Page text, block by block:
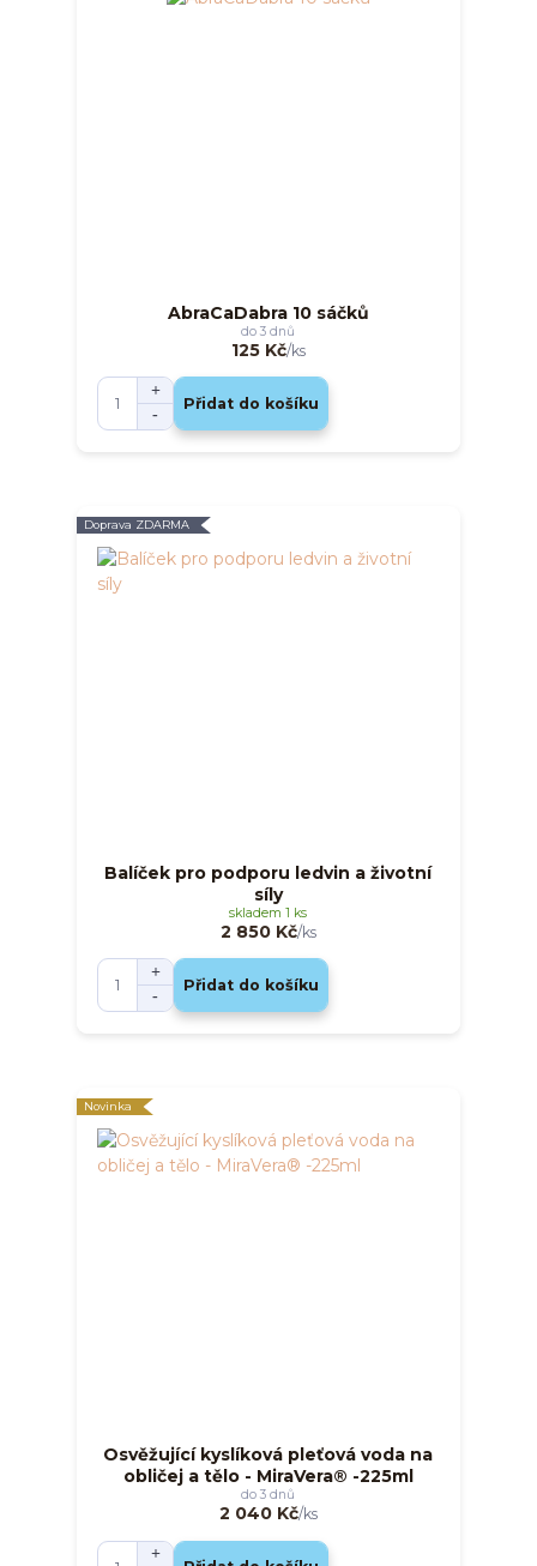
AbraCaDabra 10 sáčků
125 Kč/ks
do 3 dnů
Přidat do košíku
Doprava ZDARMA
Balíček pro podporu ledvin a životní
síly
2 850 Kč/ks
skladem 1 ks
Přidat do košíku
Novinka
Osvěžující kyslíková pleťová voda na
obličej a tělo - MiraVera® -225ml
2 040 Kč/ks
do 3 dnů